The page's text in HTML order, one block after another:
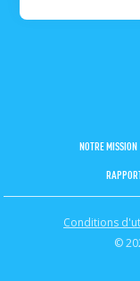
NOTRE MISSION
Conditions
©